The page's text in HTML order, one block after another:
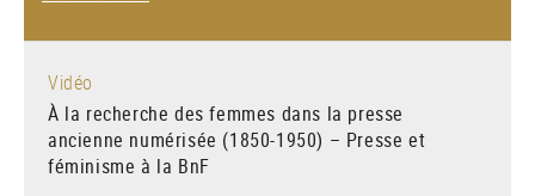
Vidéo
À la recherche des femmes dans la presse
ancienne numérisée (1850-1950) – Presse et
féminisme à la BnF